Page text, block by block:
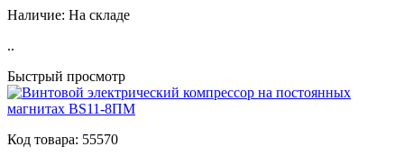
Наличие: На складе
..
Быстрый просмотр
Код товара: 55570